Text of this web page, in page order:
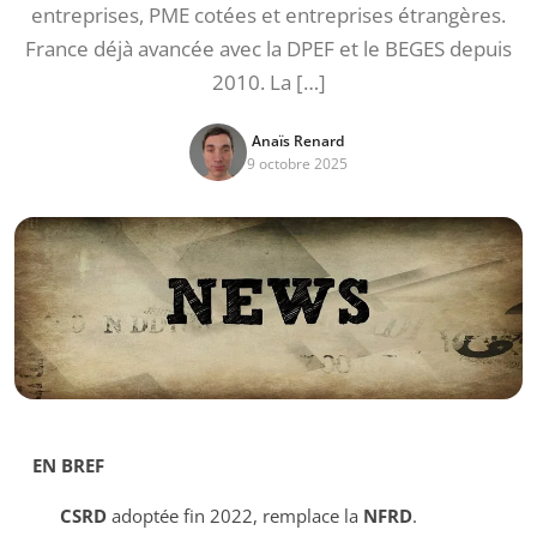
entreprises, PME cotées et entreprises étrangères.
France déjà avancée avec la DPEF et le BEGES depuis
2010. La […]
Anaïs Renard
9 octobre 2025
EN BREF
CSRDadoptée fin 2022, remplace la NFRD.